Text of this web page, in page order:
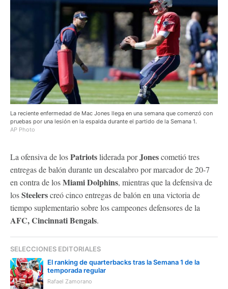
La reciente enfermedad de Mac Jones llega en una semana que comenzó con
pruebas por una lesión en la espalda durante el partido de la Semana 1.
AP Photo
La ofensiva de losPatriotsliderada porJonescometió tres
entregas de balón durante un descalabro por marcador de 20-7
en contra de losMiami Dolphins, mientras que la defensiva de
losSteelerscreó cinco entregas de balón en una victoria de
tiempo suplementario sobre los campeones defensores de la
AFC, Cincinnati Bengals.
SELECCIONES EDITORIALES
El ranking de quarterbacks tras la Semana 1 de la
temporada regular
Rafael Zamorano